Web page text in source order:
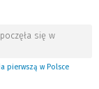
się w
pierwszą w Polsce